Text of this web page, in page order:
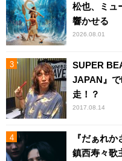
松也、ミュ
響かせる
2026.08.01
SUPER
JAPAN』
走！？
2017.08.14
『だぁれ
鎮西寿々歌